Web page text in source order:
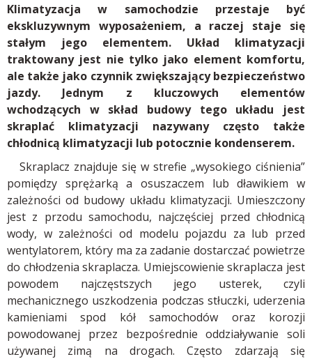
Klimatyzacja w samochodzie przestaje być
ekskluzywnym wyposażeniem, a raczej staje się
stałym jego elementem. Układ klimatyzacji
traktowany jest nie tylko jako element komfortu,
ale także jako czynnik zwiększający bezpieczeństwo
jazdy. Jednym z kluczowych elementów
wchodzących w skład budowy tego układu jest
skraplać klimatyzacji nazywany często także
chłodnicą klimatyzacji lub potocznie kondenserem.
Skraplacz znajduje się w strefie „wysokiego ciśnienia”
pomiędzy sprężarką a osuszaczem lub dławikiem w
zależności od budowy układu klimatyzacji. Umieszczony
jest z przodu samochodu, najczęściej przed chłodnicą
wody, w zależności od modelu pojazdu za lub przed
wentylatorem, który ma za zadanie dostarczać powietrze
do chłodzenia skraplacza. Umiejscowienie skraplacza jest
powodem najczęstszych jego usterek, czyli
mechanicznego uszkodzenia podczas stłuczki, uderzenia
kamieniami spod kół samochodów oraz korozji
powodowanej przez bezpośrednie oddziaływanie soli
używanej zimą na drogach. Często zdarzają się